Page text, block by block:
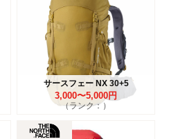
サースフェー NX 30+5
3,000〜5,000円
（ランク：）